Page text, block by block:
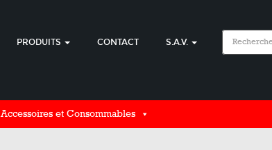
PRODUITS CONTACT S.A.V.
Accessoires et Consommables